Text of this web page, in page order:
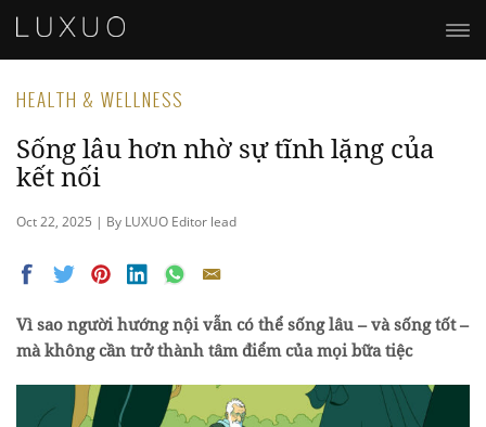
HEALTH & WELLNESS
Sống lâu hơn nhờ sự tĩnh lặng của
kết nối
Oct 22, 2025 | By LUXUO Editor lead
Vì sao người hướng nội vẫn có thể sống lâu – và sống tốt –
mà không cần trở thành tâm điểm của mọi bữa tiệc